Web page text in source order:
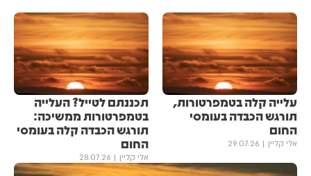
עלייה קלה בטמפרטורות,
תורגש הכבדה בעומסי
החום
אלי קליין 29.07.26
תכננתם לטייל? העלייה
בטמפרטורות ממשיכה:
תורגש הכבדה קלה בעומסי
החום
אלי קליין 28.07.26